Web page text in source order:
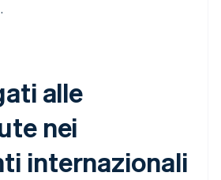
alle
nei
internazionali